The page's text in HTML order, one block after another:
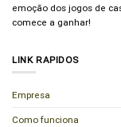
emoção dos jogos de
comece a ganhar!
LINK RAPIDOS
Empresa
Como funciona